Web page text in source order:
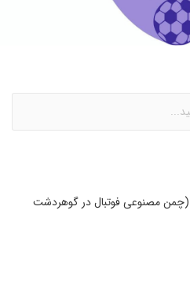
(چمن مصنوعی فوتبال در گوهردشت